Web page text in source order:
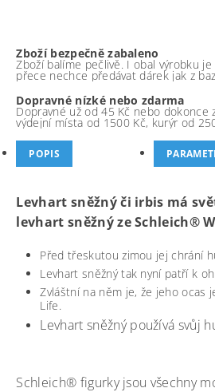
Zboží bezpečně zabaleno
Zboží balíme pečlivě. I obal výrobku
přece nechce předávat dárek jak z
Dopravné nízké nebo zdarma
Dopravné už od 45 Kč nebo dokonce
výdejní místa od 1500 Kč, kurýr od
POPIS
Levhart sněžný či irbis má
levhart sněžný ze Schleich®
Před třeskutou zimou jej chrání
Levhart sněžný tak nyní patří k
Zvláštní na něm je, že jeho ocas
Life.
Levhart sněžný používá svůj
Schleich® figurky jsou všechny